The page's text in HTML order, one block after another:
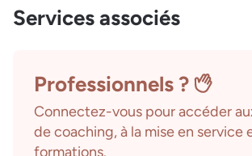
Services associés
Professionnels ?
Connectez-vous pour accéder
de coaching, à la mise en service
formations.